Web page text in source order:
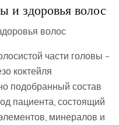
и здоровья волос
части головы –
коктейля
подобранный состав
пациента, состоящий
минералов и